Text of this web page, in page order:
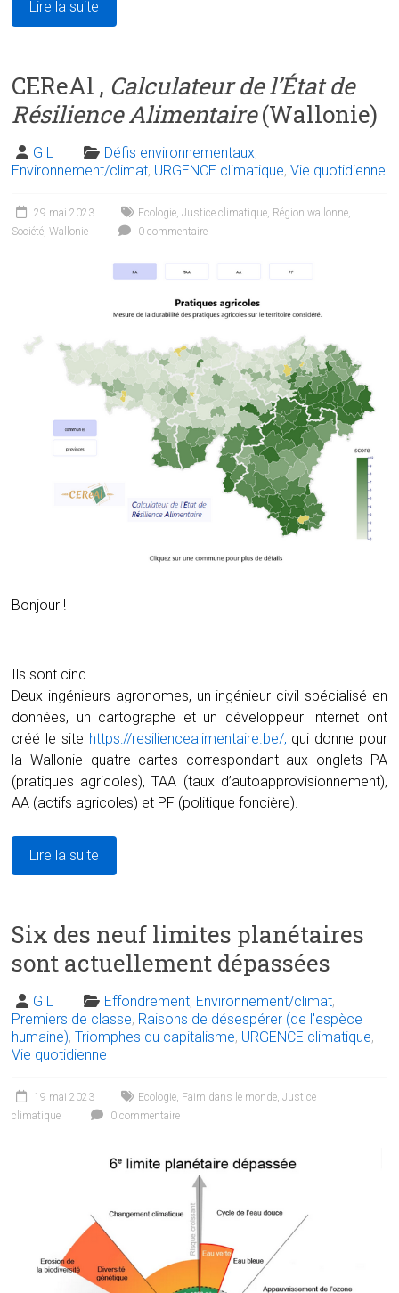
Lire la suite
CEReAl , Calculateur de l’État de
Résilience Alimentaire(Wallonie)
G L Défis environnementaux,
Environnement/climat, URGENCE climatique,Vie quotidienne
29 mai 2023 Ecologie,Justice climatique, Région wallonne,
Société,Wallonie 0 commentaire
Bonjour !
Ils sont cinq.
Deux ingénieurs agronomes, un ingénieur civil spécialisé en
données, un cartographe et un développeur Internet ont
créé le site https://resiliencealimentaire.be/, qui donne pour
la Wallonie quatre cartes correspondant aux onglets PA
(pratiques agricoles), TAA (taux d’autoapprovisionnement),
AA (actifs agricoles) et PF (politique foncière).
Lire la suite
Six des neuf limites planétaires
sont actuellement dépassées
G L Effondrement, Environnement/climat,
Premiers de classe, Raisons de désespérer (de l'espèce
humaine),Triomphes du capitalisme, URGENCE climatique,
Vie quotidienne
19 mai 2023 Ecologie, Faim dans le monde,Justice
climatique
0 commentaire